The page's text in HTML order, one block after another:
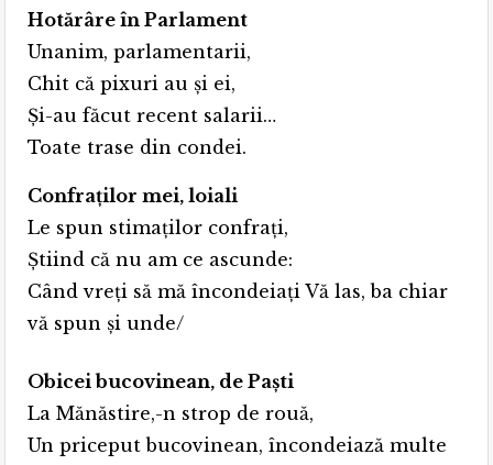
Hotărâre în Parlament
Unanim, parlamentarii,
Chit că pixuri au şi ei,
Şi-au făcut recent salarii…
Toate trase din condei.
Confraţilor mei, loiali
Le spun stimaţilor confraţi,
Ştiind că nu am ce ascunde:
Când vreţi să mă încondeiaţi Vă las, ba chiar
vă spun şi unde/
Obicei bucovinean, de Paşti
La Mănăstire,-n strop de rouă,
Un priceput bucovinean, încondeiază multe